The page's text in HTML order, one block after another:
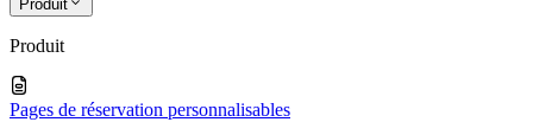
Produit
Produit
Pages de réservation personnalisables